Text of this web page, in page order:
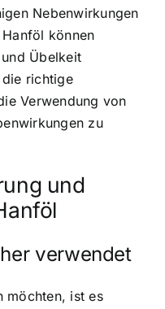
Nebenwirkungen
können
Übelkeit
richtige
Verwendung von
zu
und
verwendet
möchten, ist es